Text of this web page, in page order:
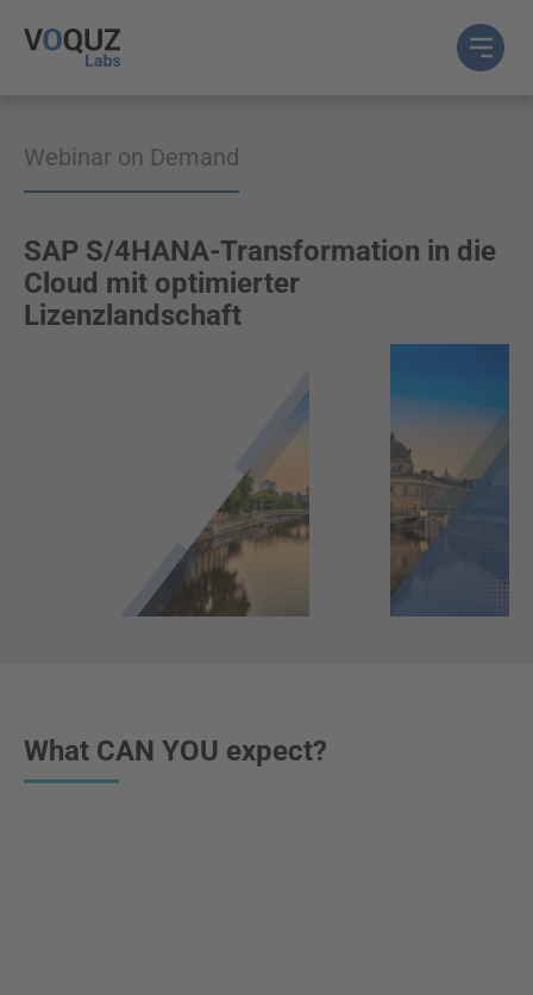
Webinar on Demand
SAP S/4HANA-Transformation in die
Cloud mit optimierter
Lizenzlandschaft
What CAN YOU expect?